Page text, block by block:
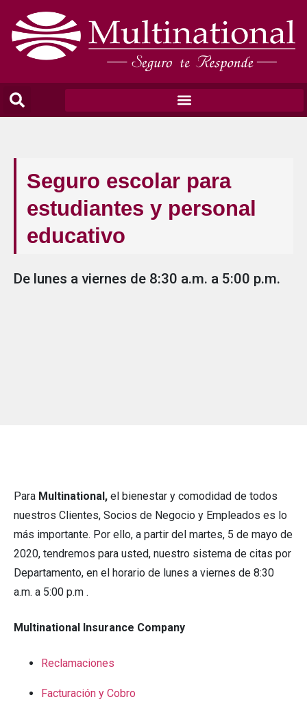
Seguro escolar para
estudiantes y personal
educativo
De lunes a viernes de 8:30 a.m. a 5:00 p.m.
Para Multinational, el bienestar y comodidad de todos
nuestros Clientes, Socios de Negocio y Empleados es lo
más importante. Por ello, a partir del martes, 5 de mayo de
2020, tendremos para usted, nuestro sistema de citas por
Departamento, en el horario de lunes a viernes de 8:30
a.m. a 5:00 p.m .
Multinational Insurance Company
Reclamaciones
Facturación y Cobro